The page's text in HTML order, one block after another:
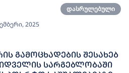
დასრულებული
2025
ᲒᲐᲛᲝᲪᲮᲐᲓᲔᲑᲘᲡ ᲨᲔᲡᲐᲮᲔᲑ
ᲡᲐᲠᲒᲔᲑᲚᲝᲑᲐᲨᲘ